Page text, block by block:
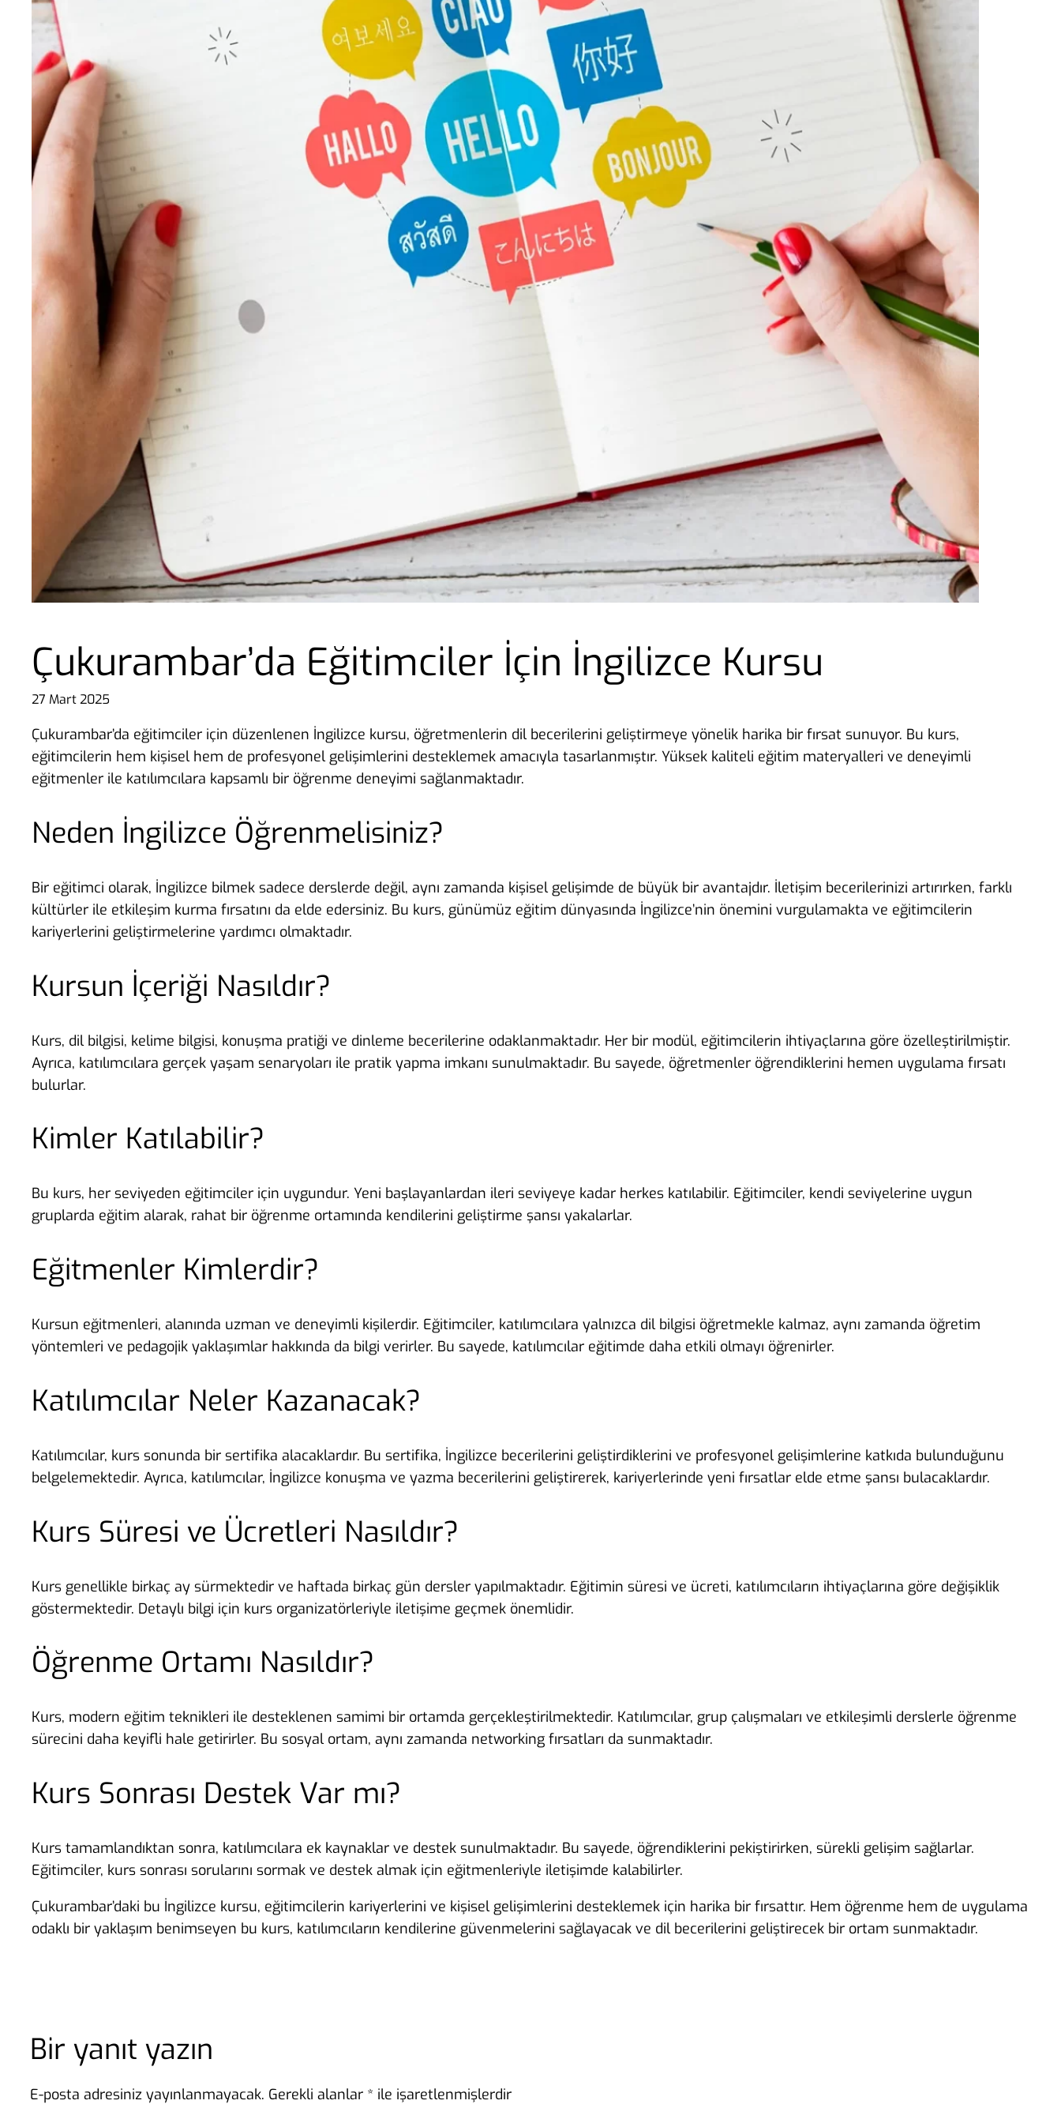
Çukurambar’da Eğitimciler İçin İngilizce Kursu
27 Mart 2025
Çukurambar’da eğitimciler için düzenlenen İngilizce kursu, öğretmenlerin dil becerilerini geliştirmeye yönelik harika bir fırsat sunuyor. Bu kurs,
eğitimcilerin hem kişisel hem de profesyonel gelişimlerini desteklemek amacıyla tasarlanmıştır. Yüksek kaliteli eğitim materyalleri ve deneyimli
eğitmenler ile katılımcılara kapsamlı bir öğrenme deneyimi sağlanmaktadır.
Neden İngilizce Öğrenmelisiniz?
Bir eğitimci olarak, İngilizce bilmek sadece derslerde değil, aynı zamanda kişisel gelişimde de büyük bir avantajdır. İletişim becerilerinizi artırırken, farklı
kültürler ile etkileşim kurma fırsatını da elde edersiniz. Bu kurs, günümüz eğitim dünyasında İngilizce’nin önemini vurgulamakta ve eğitimcilerin
kariyerlerini geliştirmelerine yardımcı olmaktadır.
Kursun İçeriği Nasıldır?
Kurs, dil bilgisi, kelime bilgisi, konuşma pratiği ve dinleme becerilerine odaklanmaktadır. Her bir modül, eğitimcilerin ihtiyaçlarına göre özelleştirilmiştir.
Ayrıca, katılımcılara gerçek yaşam senaryoları ile pratik yapma imkanı sunulmaktadır. Bu sayede, öğretmenler öğrendiklerini hemen uygulama fırsatı
bulurlar.
Kimler Katılabilir?
Bu kurs, her seviyeden eğitimciler için uygundur. Yeni başlayanlardan ileri seviyeye kadar herkes katılabilir. Eğitimciler, kendi seviyelerine uygun
gruplarda eğitim alarak, rahat bir öğrenme ortamında kendilerini geliştirme şansı yakalarlar.
Eğitmenler Kimlerdir?
Kursun eğitmenleri, alanında uzman ve deneyimli kişilerdir. Eğitimciler, katılımcılara yalnızca dil bilgisi öğretmekle kalmaz, aynı zamanda öğretim
yöntemleri ve pedagojik yaklaşımlar hakkında da bilgi verirler. Bu sayede, katılımcılar eğitimde daha etkili olmayı öğrenirler.
Katılımcılar Neler Kazanacak?
Katılımcılar, kurs sonunda bir sertifika alacaklardır. Bu sertifika, İngilizce becerilerini geliştirdiklerini ve profesyonel gelişimlerine katkıda bulunduğunu
belgelemektedir. Ayrıca, katılımcılar, İngilizce konuşma ve yazma becerilerini geliştirerek, kariyerlerinde yeni fırsatlar elde etme şansı bulacaklardır.
Kurs Süresi ve Ücretleri Nasıldır?
Kurs genellikle birkaç ay sürmektedir ve haftada birkaç gün dersler yapılmaktadır. Eğitimin süresi ve ücreti, katılımcıların ihtiyaçlarına göre değişiklik
göstermektedir. Detaylı bilgi için kurs organizatörleriyle iletişime geçmek önemlidir.
Öğrenme Ortamı Nasıldır?
Kurs, modern eğitim teknikleri ile desteklenen samimi bir ortamda gerçekleştirilmektedir. Katılımcılar, grup çalışmaları ve etkileşimli derslerle öğrenme
sürecini daha keyifli hale getirirler. Bu sosyal ortam, aynı zamanda networking fırsatları da sunmaktadır.
Kurs Sonrası Destek Var mı?
Kurs tamamlandıktan sonra, katılımcılara ek kaynaklar ve destek sunulmaktadır. Bu sayede, öğrendiklerini pekiştirirken, sürekli gelişim sağlarlar.
Eğitimciler, kurs sonrası sorularını sormak ve destek almak için eğitmenleriyle iletişimde kalabilirler.
Çukurambar’daki bu İngilizce kursu, eğitimcilerin kariyerlerini ve kişisel gelişimlerini desteklemek için harika bir fırsattır. Hem öğrenme hem de uygulama
odaklı bir yaklaşım benimseyen bu kurs, katılımcıların kendilerine güvenmelerini sağlayacak ve dil becerilerini geliştirecek bir ortam sunmaktadır.
Bir yanıt yazın
E-posta adresiniz yayınlanmayacak. Gerekli alanlar * ile işaretlenmişlerdir